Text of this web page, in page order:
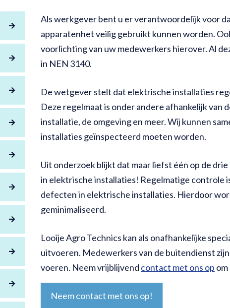
Als werkgever bent u er verantwoordelijk voor
apparatenhet veilig gebruikt kunnen worden.
voorlichting van uw medewerkers hierover. Al
in NEN 3140.
De wetgever stelt dat elektrische installaties
Deze regelmaat is onder andere afhankelijk
installatie, de omgeving en meer. Wij kunnen
installaties geïnspecteerd moeten worden.
Uit onderzoek blijkt dat maar liefst één op de
in elektrische installaties! Regelmatige controle
defecten in elektrische installaties. Hierdoor
geminimaliseerd.
Looije Agro Technics kan als onafhankelijke
uitvoeren. Medewerkers van de buitendienst
voeren. Neem vrijblijvend contact met ons op
Neem contact met ons op!